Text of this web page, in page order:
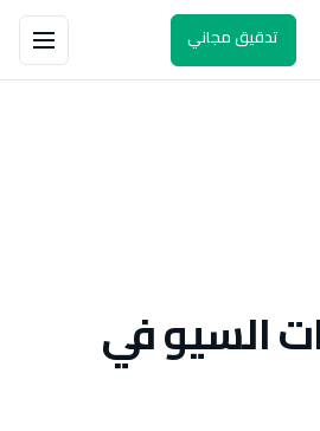
تدقيق مجاني
السيو في